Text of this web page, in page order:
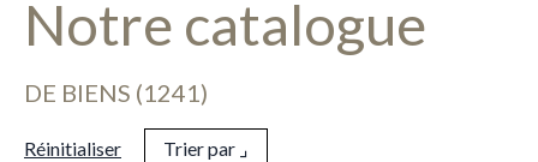
Notre catalogue
DE BIENS (1241)
Réinitialiser Trier par ⌟